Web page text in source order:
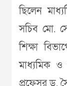
ছিলেন
সচিব মো.
শিক্ষা
মাধ্যমিক ও